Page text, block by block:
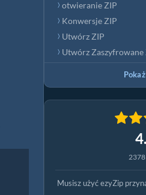
otwieranie ZIP
Konwersje ZIP
Utwórz ZIP
Utwórz Zaszyfrowane
Musisz użyć ezyZip